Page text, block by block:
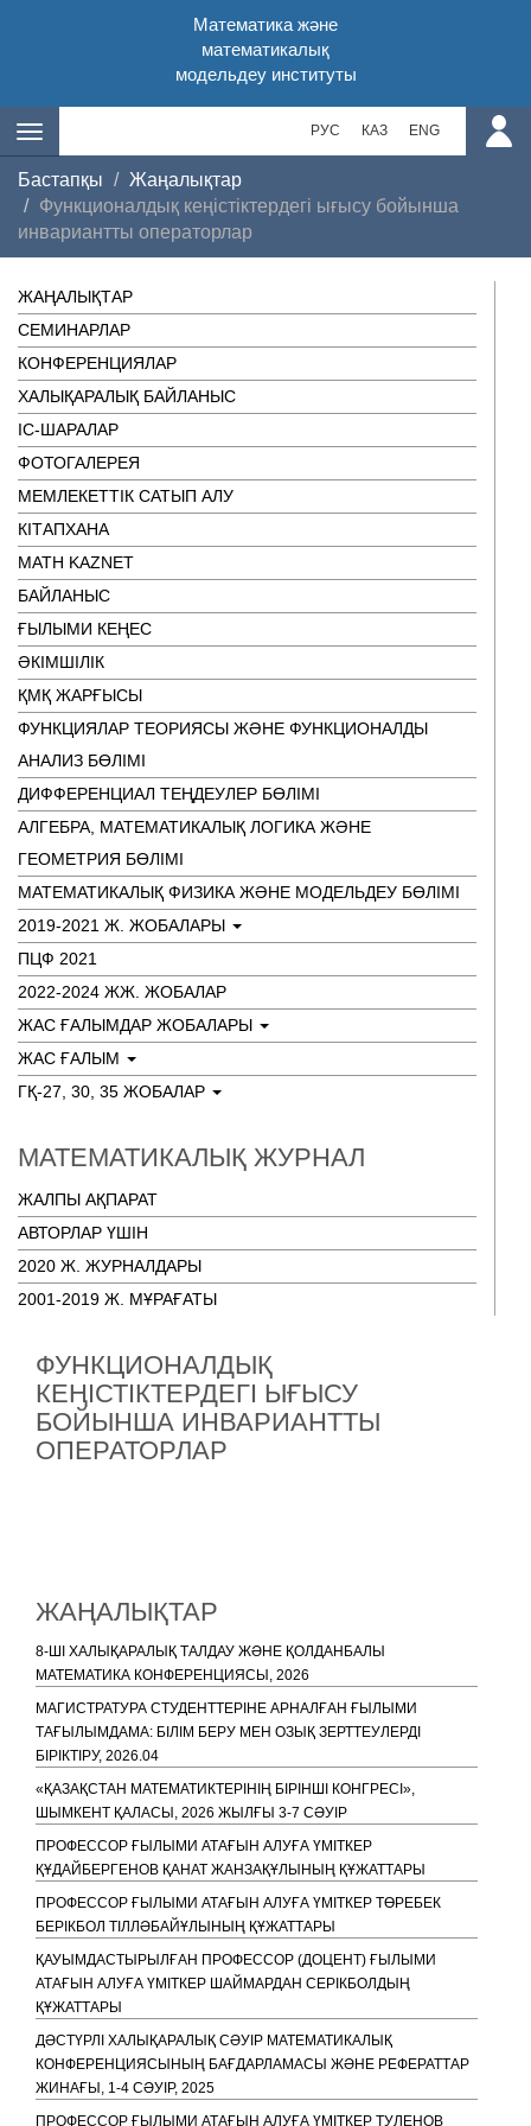
Математика және
математикалық
модельдеу институты
РУС КАЗ ENG
Бастапқы
Жаңалықтар
Функционалдық кеңістіктердегі ығысу бойынша
инвариантты операторлар
ЖАҢАЛЫҚТАР
СЕМИНАРЛАР
КОНФЕРЕНЦИЯЛАР
ХАЛЫҚАРАЛЫҚ БАЙЛАНЫС
ІC-ШАРАЛАР
ФОТОГАЛЕРЕЯ
МЕМЛЕКЕТТІК САТЫП АЛУ
КІТАПХАНА
MATH KAZNET
БАЙЛАНЫС
ҒЫЛЫМИ КЕҢЕС
ӘКІМШІЛІК
ҚМҚ ЖАРҒЫСЫ
ФУНКЦИЯЛАР ТЕОРИЯСЫ ЖӘНЕ ФУНКЦИОНАЛДЫ
АНАЛИЗ БӨЛІМІ
ДИФФЕРЕНЦИАЛ ТЕҢДЕУЛЕР БӨЛІМІ
АЛГЕБРА, МАТЕМАТИКАЛЫҚ ЛОГИКА ЖӘНЕ
ГЕОМЕТРИЯ БӨЛІМІ
МАТЕМАТИКАЛЫҚ ФИЗИКА ЖӘНЕ МОДЕЛЬДЕУ БӨЛІМІ
2019-2021 Ж. ЖОБАЛАРЫ
ПЦФ 2021
2022-2024 ЖЖ. ЖОБАЛАР
ЖАС ҒАЛЫМДАР ЖОБАЛАРЫ
ЖАС ҒАЛЫМ
ГҚ-27, 30, 35 ЖОБАЛАР
МАТЕМАТИКАЛЫҚ ЖУРНАЛ
ЖАЛПЫ АҚПАРАТ
АВТОРЛАР ҮШІН
2020 Ж. ЖУРНАЛДАРЫ
2001-2019 Ж. МҰРАҒАТЫ
ФУНКЦИОНАЛДЫҚ
КЕҢІСТІКТЕРДЕГІ ЫҒЫСУ
БОЙЫНША ИНВАРИАНТТЫ
ОПЕРАТОРЛАР
ЖАҢАЛЫҚТАР
8-ШІ ХАЛЫҚАРАЛЫҚ ТАЛДАУ ЖӘНЕ ҚОЛДАНБАЛЫ
МАТЕМАТИКА КОНФЕРЕНЦИЯСЫ, 2026
МАГИСТРАТУРА СТУДЕНТТЕРІНЕ АРНАЛҒАН ҒЫЛЫМИ
ТАҒЫЛЫМДАМА: БІЛІМ БЕРУ МЕН ОЗЫҚ ЗЕРТТЕУЛЕРДІ
БІРІКТІРУ, 2026.04
«ҚАЗАҚСТАН МАТЕМАТИКТЕРІНІҢ БІРІНШІ КОНГРЕСІ»,
ШЫМКЕНТ ҚАЛАСЫ, 2026 ЖЫЛҒЫ 3-7 СӘУІР
ПРОФЕССОР ҒЫЛЫМИ АТАҒЫН АЛУҒА ҮМІТКЕР
ҚҰДАЙБЕРГЕНОВ ҚАНАТ ЖАНЗАҚҰЛЫНЫҢ ҚҰЖАТТАРЫ
ПРОФЕССОР ҒЫЛЫМИ АТАҒЫН АЛУҒА ҮМІТКЕР ТӨРЕБЕК
БЕРІКБОЛ ТІЛЛӘБАЙҰЛЫНЫҢ ҚҰЖАТТАРЫ
ҚАУЫМДАСТЫРЫЛҒАН ПРОФЕССОР (ДОЦЕНТ) ҒЫЛЫМИ
АТАҒЫН АЛУҒА ҮМІТКЕР ШАЙМАРДАН СЕРІКБОЛДЫҢ
ҚҰЖАТТАРЫ
ДӘСТҮРЛІ ХАЛЫҚАРАЛЫҚ СӘУІР МАТЕМАТИКАЛЫҚ
КОНФЕРЕНЦИЯСЫНЫҢ БАҒДАРЛАМАСЫ ЖӘНЕ РЕФЕРАТТАР
ЖИНАҒЫ, 1-4 СӘУІР, 2025
ПРОФЕССОР ҒЫЛЫМИ АТАҒЫН АЛУҒА ҮМІТКЕР ТУЛЕНОВ